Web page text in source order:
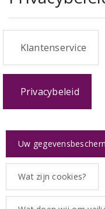
Klantenservice
Privacybeleid
Uw
Wat zijn cookies?